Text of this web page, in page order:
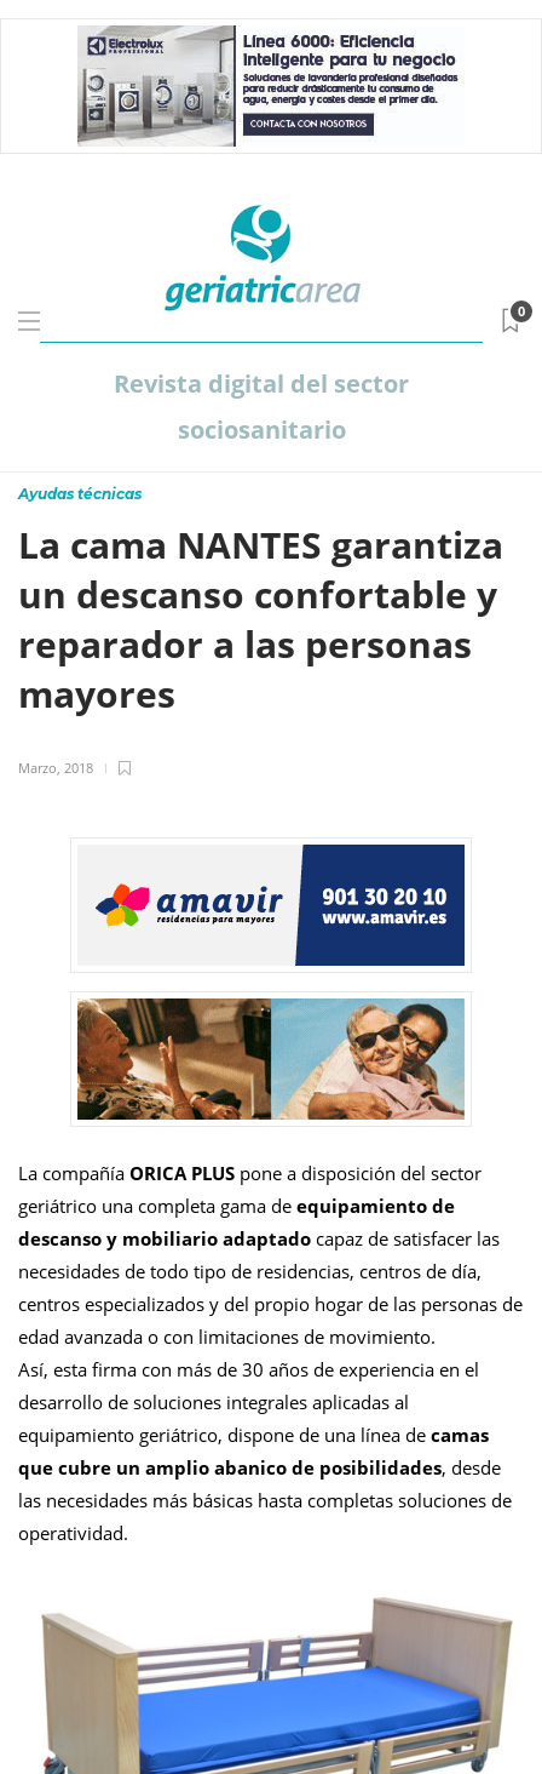
Revista digital del sector
sociosanitario
0
Ayudas técnicas
La cama NANTES garantiza
un descanso confortable y
reparador a las personas
mayores
Marzo, 2018
La compañía ORICA PLUS pone a disposición del sector
geriátrico una completa gama de equipamiento de
descanso y mobiliario adaptado capaz de satisfacer las
necesidades de todo tipo de residencias, centros de día,
centros especializados y del propio hogar de las personas de
edad avanzada o con limitaciones de movimiento.
Así, esta firma con más de 30 años de experiencia en el
desarrollo de soluciones integrales aplicadas al
equipamiento geriátrico, dispone de una línea de camas
que cubre un amplio abanico de posibilidades, desde
las necesidades más básicas hasta completas soluciones de
operatividad.